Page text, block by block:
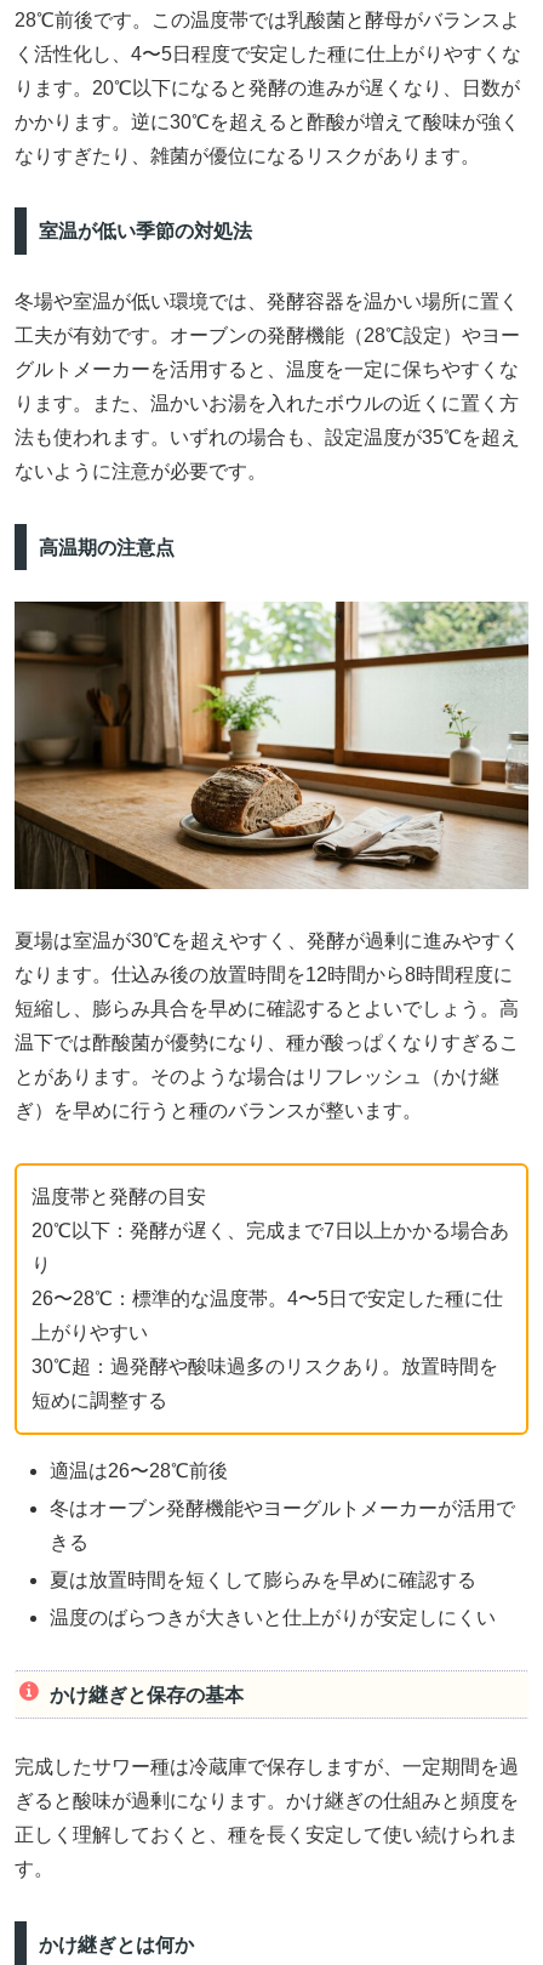
28℃前後です。この温度帯では乳酸菌と酵母がバランスよ
く活性化し、4〜5日程度で安定した種に仕上がりやすくな
ります。20℃以下になると発酵の進みが遅くなり、日数が
かかります。逆に30℃を超えると酢酸が増えて酸味が強く
なりすぎたり、雑菌が優位になるリスクがあります。
室温が低い季節の対処法
冬場や室温が低い環境では、発酵容器を温かい場所に置く
工夫が有効です。オーブンの発酵機能（28℃設定）やヨー
グルトメーカーを活用すると、温度を一定に保ちやすくな
ります。また、温かいお湯を入れたボウルの近くに置く方
法も使われます。いずれの場合も、設定温度が35℃を超え
ないように注意が必要です。
高温期の注意点
夏場は室温が30℃を超えやすく、発酵が過剰に進みやすく
なります。仕込み後の放置時間を12時間から8時間程度に
短縮し、膨らみ具合を早めに確認するとよいでしょう。高
温下では酢酸菌が優勢になり、種が酸っぱくなりすぎるこ
とがあります。そのような場合はリフレッシュ（かけ継
ぎ）を早めに行うと種のバランスが整います。
温度帯と発酵の目安
20℃以下：発酵が遅く、完成まで7日以上かかる場合あ
り
26〜28℃：標準的な温度帯。4〜5日で安定した種に仕
上がりやすい
30℃超：過発酵や酸味過多のリスクあり。放置時間を
短めに調整する
適温は26〜28℃前後
冬はオーブン発酵機能やヨーグルトメーカーが活用で
きる
夏は放置時間を短くして膨らみを早めに確認する
温度のばらつきが大きいと仕上がりが安定しにくい
かけ継ぎと保存の基本
完成したサワー種は冷蔵庫で保存しますが、一定期間を過
ぎると酸味が過剰になります。かけ継ぎの仕組みと頻度を
正しく理解しておくと、種を長く安定して使い続けられま
す。
かけ継ぎとは何か